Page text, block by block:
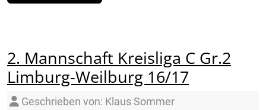
2. Mannschaft Kreisliga C Gr.2
Limburg-Weilburg 16/17
Details
Geschrieben von: Klaus Sommer